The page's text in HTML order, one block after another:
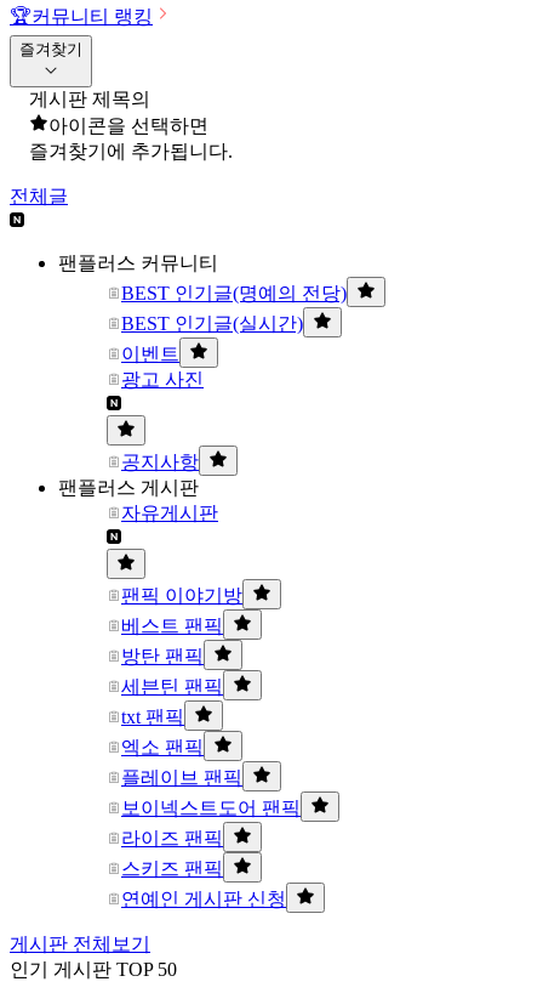
🏆커뮤니티 랭킹
즐겨찾기
게시판 제목의
아이콘을 선택하면
즐겨찾기에 추가됩니다.
전체글
팬플러스 커뮤니티
BEST 인기글(명예의 전당)
BEST 인기글(실시간)
이벤트
광고 사진
공지사항
팬플러스 게시판
자유게시판
팬픽 이야기방
베스트 팬픽
방탄 팬픽
세븐틴 팬픽
txt 팬픽
엑소 팬픽
플레이브 팬픽
보이넥스트도어 팬픽
라이즈 팬픽
스키즈 팬픽
연예인 게시판 신청
게시판 전체보기
인기 게시판 TOP 50